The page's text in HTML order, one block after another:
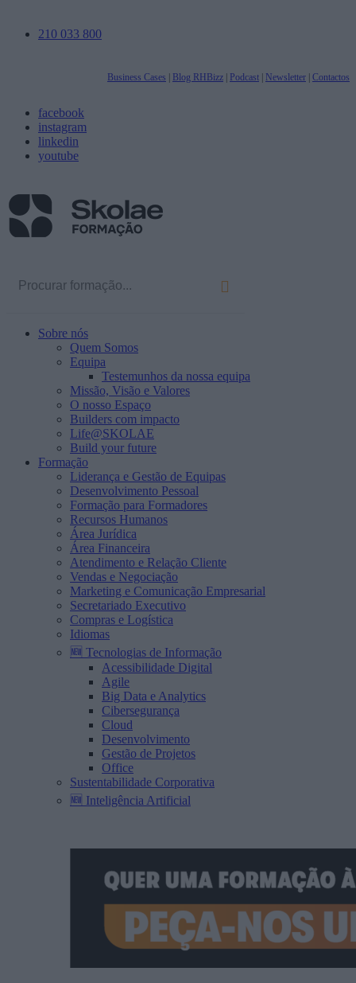
210 033 800
Business Cases Blog RHBizz Podcast Newsletter Contactos
facebook
instagram
linkedin
youtube
Sobre nós
Quem Somos
Equipa
Testemunhos da nossa equipa
Missão, Visão e Valores
O nosso Espaço
Builders com impacto
Life@SKOLAE
Build your future
Formação
Liderança e Gestão de Equipas
Desenvolvimento Pessoal
Formação para Formadores
Recursos Humanos
Área Jurídica
Área Financeira
Atendimento e Relação Cliente
Vendas e Negociação
Marketing e Comunicação Empresarial
Secretariado Executivo
Compras e Logística
Idiomas
🆕 Tecnologias de Informação
Acessibilidade Digital
Agile
Big Data e Analytics
Cibersegurança
Cloud
Desenvolvimento
Gestão de Projetos
Office
Sustentabilidade Corporativa
🆕 Inteligência Artificial